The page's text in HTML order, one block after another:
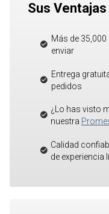
Sus Ventajas
Más de
enviar
Entrega
pedidos
¿Lo has visto
nuestra
Calidad
de experiencia